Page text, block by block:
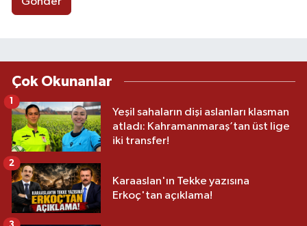
Çok Okunanlar
Yeşil sahaların dişi aslanları klasman
atladı: Kahramanmaraş’tan üst lige
iki transfer!
Karaaslan'ın Tekke yazısına
Erkoç'tan açıklama!
2